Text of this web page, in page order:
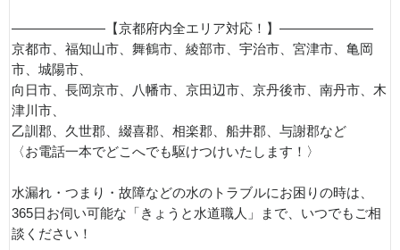
———————【京都府内全エリア対応！】———————
京都市、福知山市、舞鶴市、綾部市、宇治市、宮津市、亀岡
市、城陽市、
向日市、長岡京市、八幡市、京田辺市、京丹後市、南丹市、木
津川市、
乙訓郡、久世郡、綴喜郡、相楽郡、船井郡、与謝郡など
〈お電話一本でどこへでも駆けつけいたします！〉
水漏れ・つまり・故障などの水のトラブルにお困りの時は、
365日お伺い可能な「きょうと水道職人」まで、いつでもご相
談ください！